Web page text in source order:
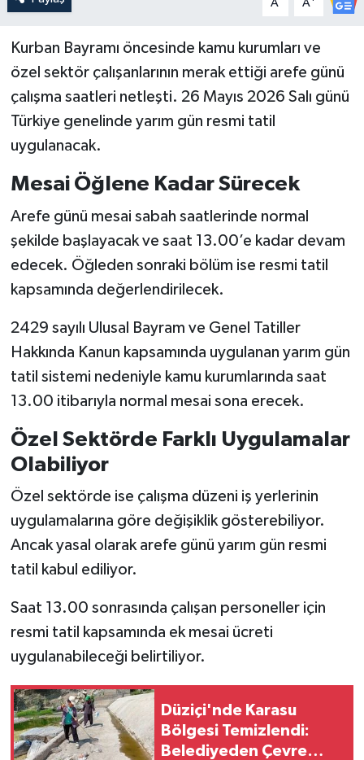
A A
Kurban Bayramı öncesinde kamu kurumları ve
özel sektör çalışanlarının merak ettiği arefe günü
çalışma saatleri netleşti. 26 Mayıs 2026 Salı günü
Türkiye genelinde yarım gün resmi tatil
uygulanacak.
Mesai Öğlene Kadar Sürecek
Arefe günü mesai sabah saatlerinde normal
şekilde başlayacak ve saat 13.00’e kadar devam
edecek. Öğleden sonraki bölüm ise resmi tatil
kapsamında değerlendirilecek.
2429 sayılı Ulusal Bayram ve Genel Tatiller
Hakkında Kanun kapsamında uygulanan yarım gün
tatil sistemi nedeniyle kamu kurumlarında saat
13.00 itibarıyla normal mesai sona erecek.
Özel Sektörde Farklı Uygulamalar
Olabiliyor
Özel sektörde ise çalışma düzeni iş yerlerinin
uygulamalarına göre değişiklik gösterebiliyor.
Ancak yasal olarak arefe günü yarım gün resmi
tatil kabul ediliyor.
Saat 13.00 sonrasında çalışan personeller için
resmi tatil kapsamında ek mesai ücreti
uygulanabileceği belirtiliyor.
Düziçi'nde Karasu
Bölgesi Temizlendi:
Belediyeden Çevre